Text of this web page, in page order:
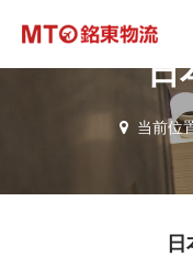
日
当前位
日